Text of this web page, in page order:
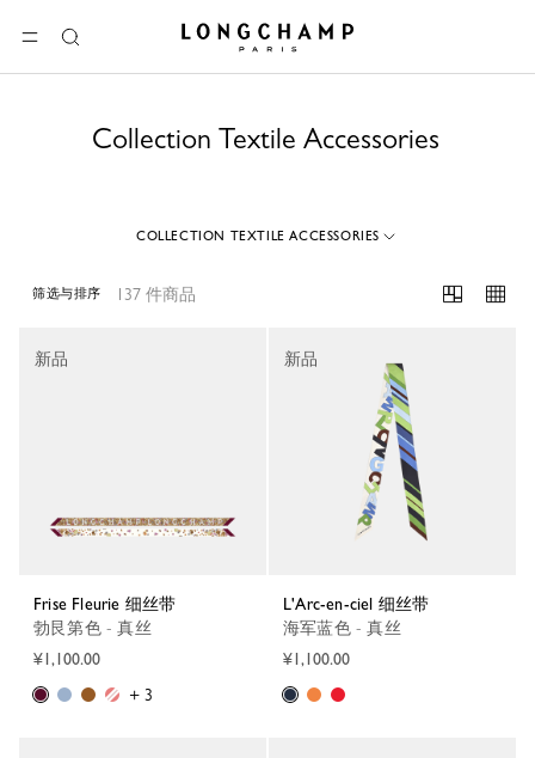
选单
搜
索
Longchamp - 主页
Collection Textile Accessories
COLLECTION TEXTILE ACCESSORIES
137 件商品
筛选与排序
Frise Fleurie 细丝带
勃艮第色 - 真丝
¥1,100.00
+ 3
新品
L'Arc-en-ciel 细丝带
海军蓝色 - 真丝
¥1,100.00
新品